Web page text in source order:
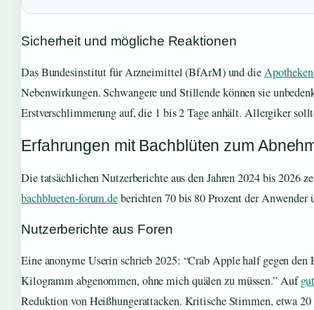
Sicherheit und mögliche Reaktionen
Das Bundesinstitut für Arzneimittel (BfArM) und die
Nebenwirkungen. Schwangere und Stillende können sie
Erstverschlimmerung auf, die 1 bis 2 Tage anhält. Allergiker
Erfahrungen mit Bachblüten zum
Die tatsächlichen Nutzerberichte aus den Jahren 2024 bis 2026
bachblueten-forum.deberichten 70 bis 80 Prozent der
Nutzerberichte aus Foren
Eine anonyme Userin schrieb 2025: “Crab Apple half gegen
Kilogramm abgenommen, ohne mich quälen zu müssen.” Auf
Reduktion von Heißhungerattacken. Kritische Stimmen, etwa